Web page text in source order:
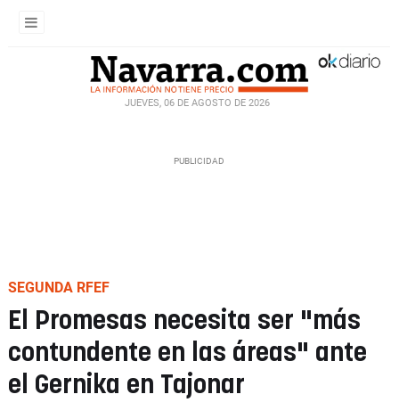
JUEVES, 06 DE AGOSTO DE 2026
SEGUNDA RFEF
El Promesas necesita ser "más
contundente en las áreas" ante
el Gernika en Tajonar